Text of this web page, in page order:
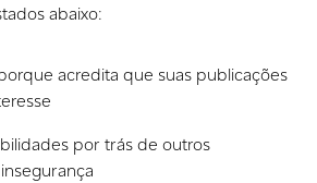
abaixo:
acredita que suas publicações
por trás de outros